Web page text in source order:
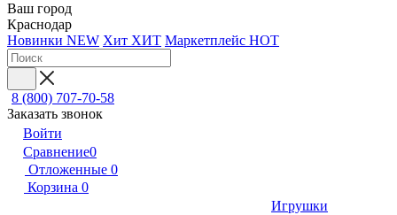
Ваш город
Краснодар
Новинки NEW Хит ХИТ Маркетплейс HOT
8 (800) 707-70-58
Заказать звонок
Войти
Сравнение0
Отложенные 0
Корзина 0
Игрушки